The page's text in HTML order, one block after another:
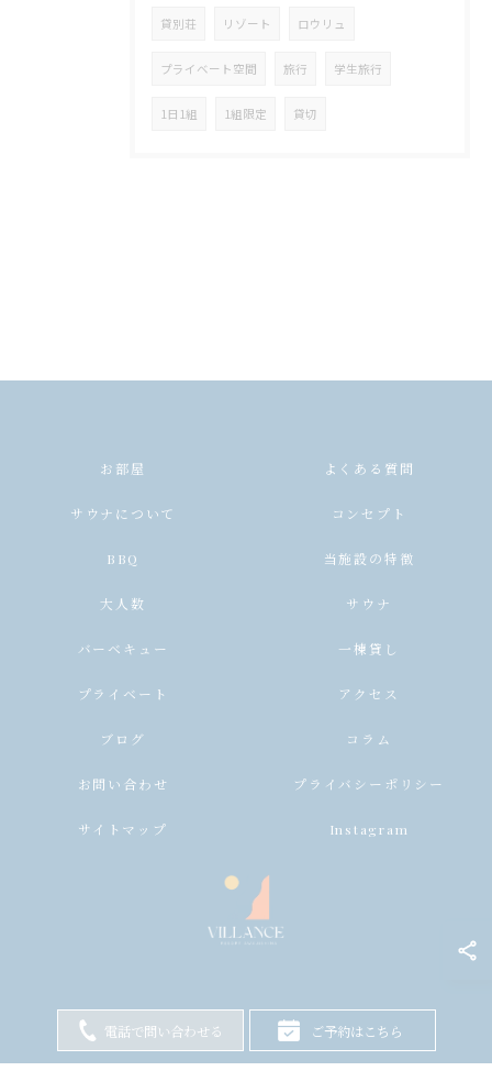
貸別荘 リゾート ロウリュ
プライベート空間 旅行 学生旅行
1日1組 1組限定 貸切
電話で問い合わせる ご予約はこちら
お部屋 よくある質問
サウナについて コンセプト
BBQ 当施設の特徴
大人数 サウナ
バーベキュー 一棟貸し
プライベート アクセス
ブログ コラム
お問い合わせ プライバシーポリシー
サイトマップ Instagram
© 2026 兵庫県淡路島のヴィラならヴィランス淡路島 ALL RIGHTS RESERVED.